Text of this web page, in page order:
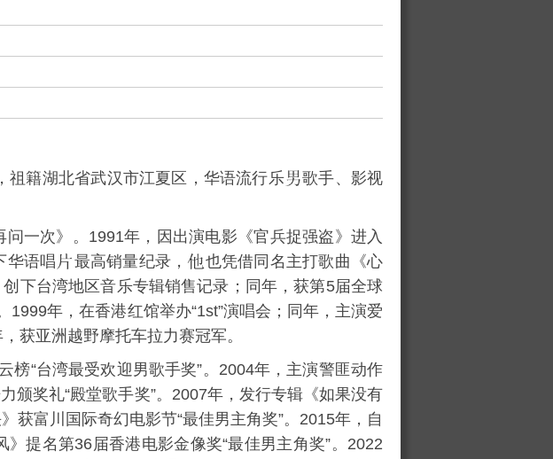
祖籍湖北省武汉市江夏区，华语流行乐
歌手、影视
问一次 》。1991年，因出演电影《官兵捉强盗 》进入
华语唱 最高销量纪录， 也凭借同名主打歌曲《心
创下台湾地区音乐专辑销售记录；同年，获第5届全球
1999年，在香港红馆举办“1st”演唱会；同年，主演爱
获亚洲越野摩托车拉力赛冠军。
榜“台湾最受欢迎男歌手奖”。2004年，主演警匪动作
颁奖礼“殿堂歌手奖”。2007年，发行专辑《如果没有
》获富川国际奇幻电影节“最佳男主角奖”。2015年，自
》提名第36届香港电影金像奖“最佳男主角奖”。2022